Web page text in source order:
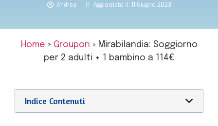
Andrea Aggiornato il: 11 Giugno 2023
Home » Groupon » Mirabilandia: Soggiorno
per 2 adulti + 1 bambino a 114€
Indice Contenuti